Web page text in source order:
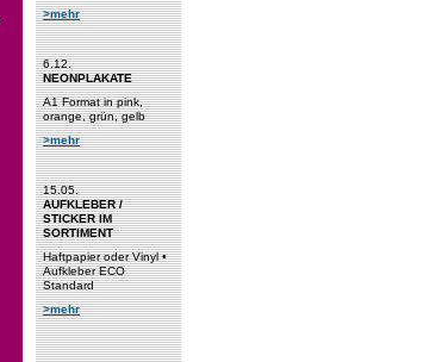
>mehr
6.12.
NEONPLAKATE
A1 Format in pink,
orange, grün, gelb
>mehr
15.05.
AUFKLEBER /
STICKER IM
SORTIMENT
Haftpapier oder Vinyl •
Aufkleber ECO
Standard
>mehr